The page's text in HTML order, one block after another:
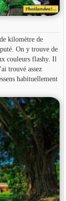
kilomètre de
On y trouve de
couleurs flashy. Il
trouvé assez
habituellement